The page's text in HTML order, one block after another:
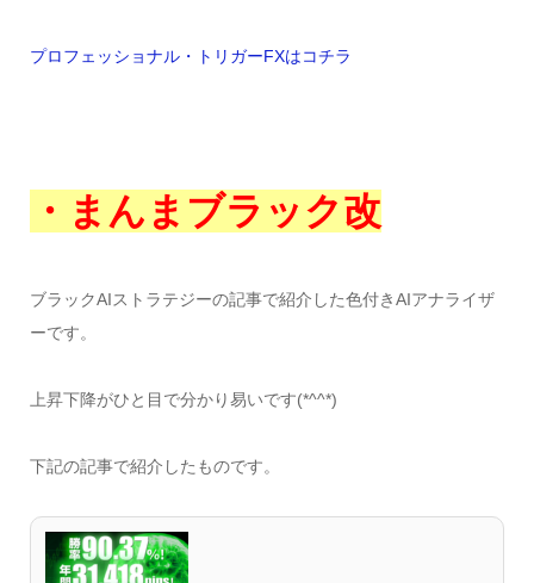
プロフェッショナル・トリガーFXはコチラ
・まんまブラック改
ブラックAIストラテジーの記事で紹介した色付きAIアナライザ
ーです。
上昇下降がひと目で分かり易いです(*^^*)
下記の記事で紹介したものです。